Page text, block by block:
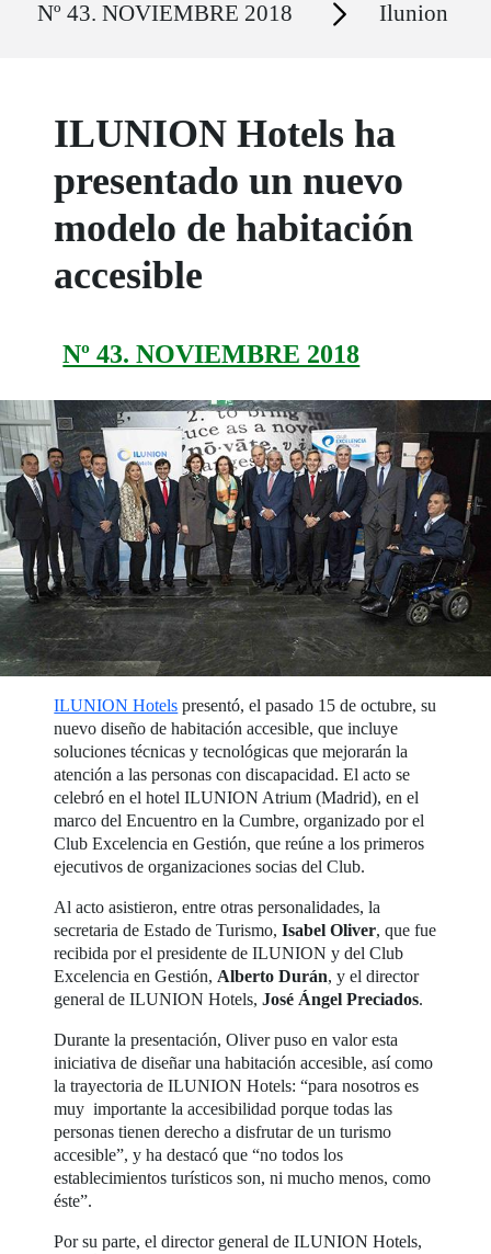
Nº 43. NOVIEMBRE 2018 Ilunion
ILUNION Hotels ha
presentado un nuevo
modelo de habitación
accesible
Nº 43. NOVIEMBRE 2018
ILUNION Hotels presentó, el pasado 15 de octubre, su
nuevo diseño de habitación accesible, que incluye
soluciones técnicas y tecnológicas que mejorarán la
atención a las personas con discapacidad. El acto se
celebró en el hotel ILUNION Atrium (Madrid), en el
marco del Encuentro en la Cumbre, organizado por el
Club Excelencia en Gestión, que reúne a los primeros
ejecutivos de organizaciones socias del Club.
Al acto asistieron, entre otras personalidades, la
secretaria de Estado de Turismo, Isabel Oliver, que fue
recibida por el presidente de ILUNION y del Club
Excelencia en Gestión, Alberto Durán, y el director
general de ILUNION Hotels,José Ángel Preciados.
Durante la presentación, Oliver puso en valor esta
iniciativa de diseñar una habitación accesible, así como
la trayectoria de ILUNION Hotels: “para nosotros es
muy importante la accesibilidad porque todas las
personas tienen derecho a disfrutar de un turismo
accesible”, y ha destacó que “no todos los
establecimientos turísticos son, ni mucho menos, como
éste”.
Por su parte, el director general de ILUNION Hotels,